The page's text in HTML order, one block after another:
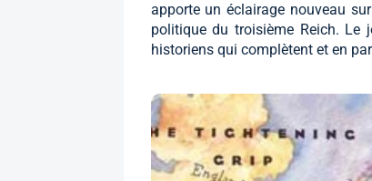
apporte un éclairage nouveau
politique du troisième Reich. Le
historiens qui complètent et en